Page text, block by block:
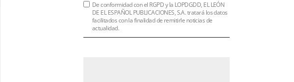
De conformidad con el RGPD y la LOPDGDD, EL LEÓN
DE EL ESPAÑOL PUBLICACIONES, S.A. tratará los datos
facilitados con la finalidad de remitirle noticias de
actualidad.